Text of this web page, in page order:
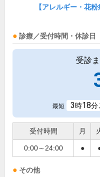
【アレルギー・花
診療／受付時間・休診日
受診
最短 3時18分
受付時間 月
0:00～24:00 ●
その他